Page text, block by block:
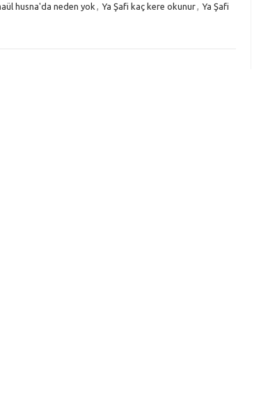
husna'da neden yok , Ya Şafi kaç kere okunur, Ya Şafi